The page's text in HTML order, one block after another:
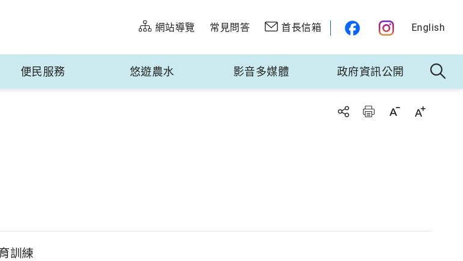
網站導覽 常見問答 首長信箱 English
便民服務 悠遊農水 影音多媒體 政府資訊公開
訓練